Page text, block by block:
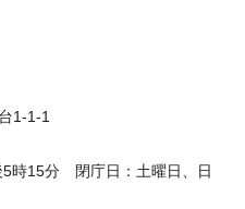
1-1-1
5時15分 閉庁日：土曜日、日